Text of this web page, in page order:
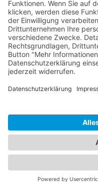
Social Media
Rechtliches
Copyright ·